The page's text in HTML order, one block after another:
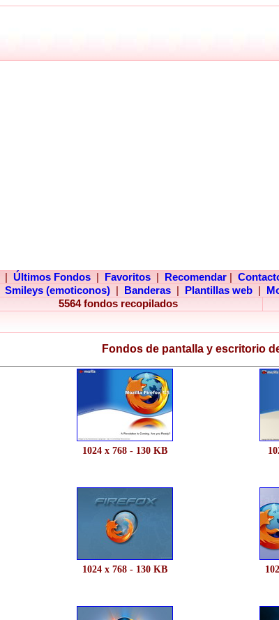
Últimos Fondos Favoritos Recomendar
Smileys (emoticonos) Banderas Plantillas web
5564 fondos recopilados
Fondos de pantalla y escritorio
1024 x 768 - 130 KB
1024 x 768 - 130 KB